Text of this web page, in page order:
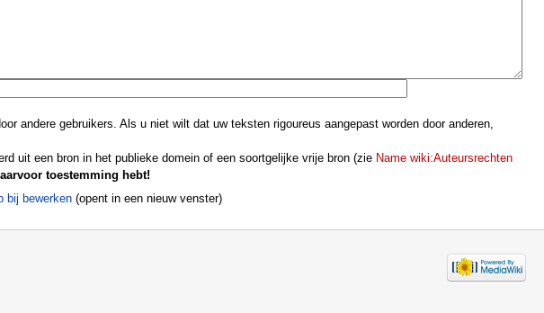
andere gebruikers. Als u niet wilt dat uw teksten rigoureus aangepast worden door anderen,
uit een bron in het publieke domein of een soortgelijke vrije bron (zie Name wiki:Auteursrechten
toestemming hebt!
bij bewerken (opent in een nieuw venster)